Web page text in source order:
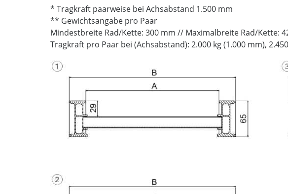
* Tragkraft paarweise bei Achsabstand 1.500 mm
** Gewichtsangabe pro Paar
Mindestbreite Rad/Kette: 300 mm // Maximalbreite Rad/Kette:
Tragkraft pro Paar bei (Achsabstand): 2.000 kg (1.000 mm),